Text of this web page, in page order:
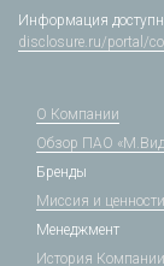
Информация
disclosure.ru/portal/
О Компании
Обзор ПАО
Бренды
Миссия и ценности
Менеджмент
История Компании